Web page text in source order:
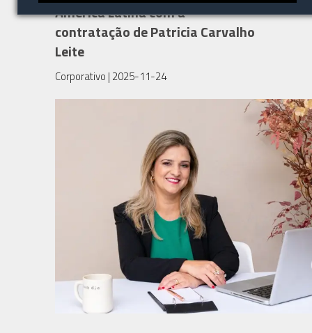
América Latina com a
contratação de Patricia Carvalho
Leite
Corporativo | 2025-11-24